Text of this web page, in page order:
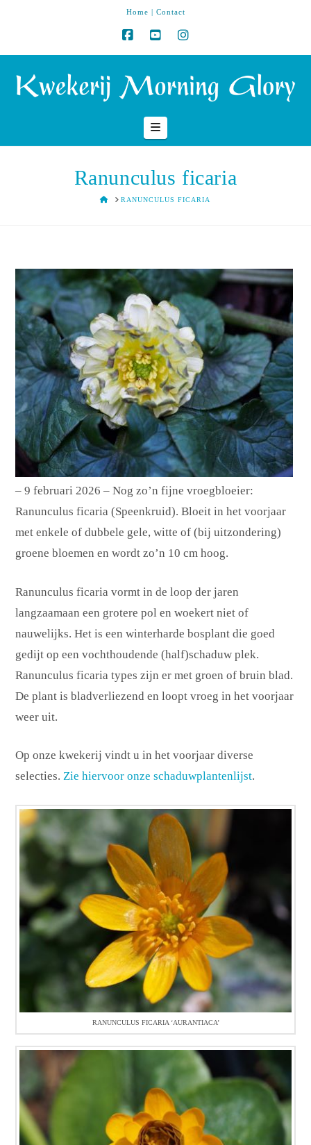
Home | Contact
Navigation
Ranunculus ficaria
HOMERANUNCULUS FICARIA
– 9 februari 2026 – Nog zo’n fijne vroegbloeier:
Ranunculus ficaria (Speenkruid). Bloeit in het voorjaar
met enkele of dubbele gele, witte of (bij uitzondering)
groene bloemen en wordt zo’n 10 cm hoog.
Ranunculus ficaria vormt in de loop der jaren
langzaamaan een grotere pol en woekert niet of
nauwelijks. Het is een winterharde bosplant die goed
gedijt op een vochthoudende (half)schaduw plek.
Ranunculus ficaria types zijn er met groen of bruin blad.
De plant is bladverliezend en loopt vroeg in het voorjaar
weer uit.
Op onze kwekerij vindt u in het voorjaar diverse
selecties.Zie hiervoor onze schaduwplantenlijst.
RANUNCULUS FICARIA ‘AURANTIACA’